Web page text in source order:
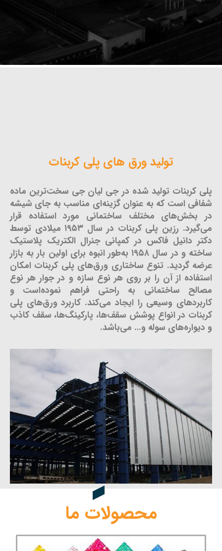
تولید ورق های پلی کربنات
پلی کربنات تولید شده در جی لیان جی سخت‌ترین ماده
شفافی است که به عنوان گزینه‌ای مناسب به جای شیشه
در بخش‌های مختلف ساختمانی مورد استفاده قرار
می‌گیرد. رزین پلی کربنات در سال ۱۹۵۳ میلادی توسط
دکتر دانیل فاکس در کمپانی جنرال الکتریک پلاستیک
ساخته و در سال ۱۹۵۸ به‌طور انبوه برای اولین بار به بازار
عرضه گردید. تنوع ساختاری ورق‌های پلی کربنات امکان
استفاده از آن را بر روی هر نوع سازه و در جوار هر نوع
مصالح ساختمانی به راحتی فراهم نموده‌است و
کاربردهای وسیعی را ایجاد می‌کند. کاربرد ورق‌های پلی
کربنات در انواع پوشش سقف‌ها، پارکینگ‌ها، سقف کاذب
و دیواره‌های سوله و… می‌باشد.
محصولات ما